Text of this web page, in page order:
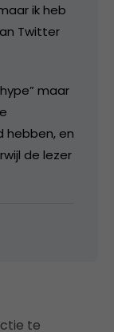
ik heb
Twitter
maar
hebben, en
de lezer
te